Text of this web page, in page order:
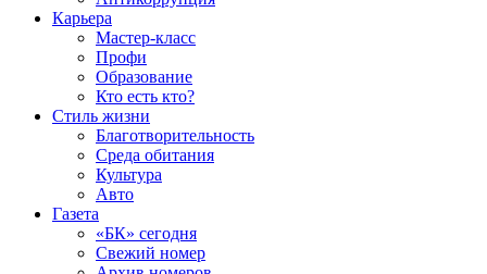
Карьера
Мастер-класс
Профи
Образование
Кто есть кто?
Стиль жизни
Благотворительность
Среда обитания
Культура
Авто
Газета
«БК» сегодня
Свежий номер